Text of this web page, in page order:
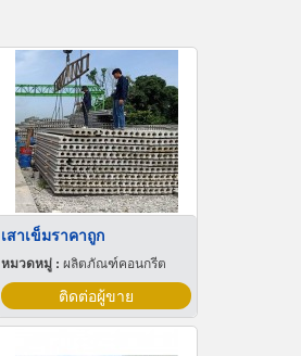
เสาเข็มราคาถูก
หมวดหมู่ :ผลิตภัณฑ์คอนกรีต
ติดต่อผู้ขาย